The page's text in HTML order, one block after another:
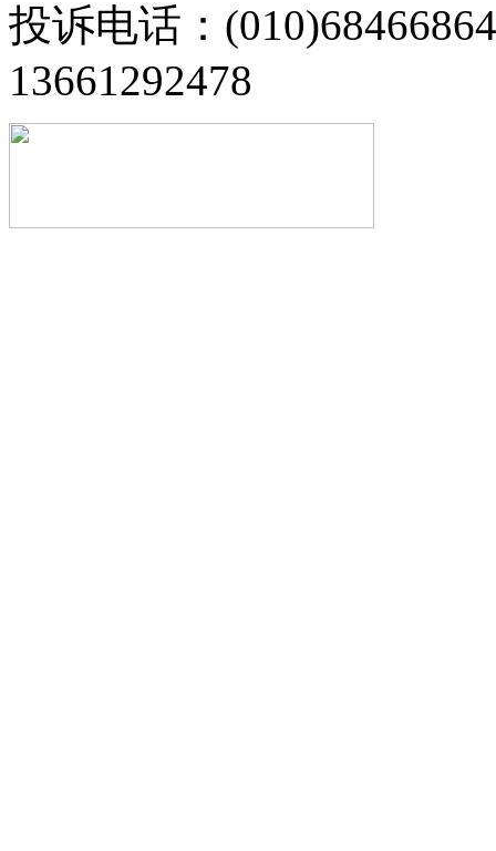
投诉电话：
13661292478